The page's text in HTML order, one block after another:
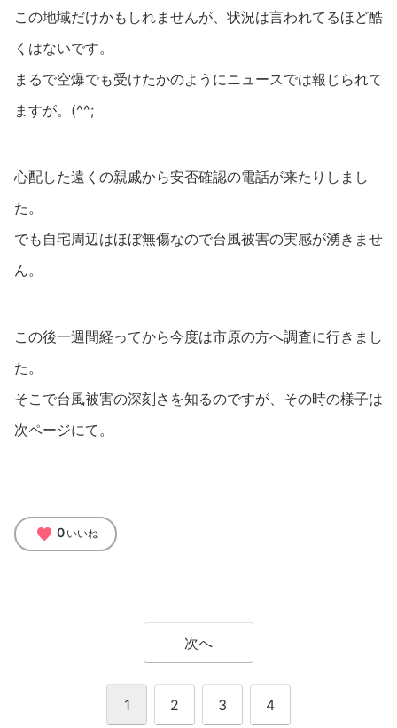
この地域だけかもしれませんが、状況は言われてるほど酷
くはないです。
まるで空爆でも受けたかのようにニュースでは報じられて
ますが。(^^;
心配した遠くの親戚から安否確認の電話が来たりしまし
た。
でも自宅周辺はほぼ無傷なので台風被害の実感が湧きませ
ん。
この後一週間経ってから今度は市原の方へ調査に行きまし
た。
そこで台風被害の深刻さを知るのですが、その時の様子は
次ページにて。
favorite 0 いいね
次へ
1 2 3 4